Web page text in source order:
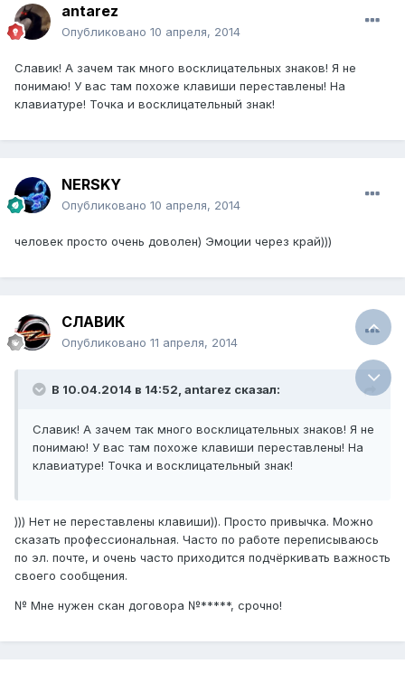
antarez
Опубликовано 10 апреля, 2014
Славик! А зачем так много восклицательных знаков! Я не
понимаю! У вас там похоже клавиши переставлены! На
клавиатуре! Точка и восклицательный знак!
NERSKY
Опубликовано 10 апреля, 2014
человек просто очень доволен) Эмоции через край)))
СЛАВИК
Опубликовано 11 апреля, 2014
В 10.04.2014 в 14:52, antarez сказал:
Славик! А зачем так много восклицательных знаков! Я не
понимаю! У вас там похоже клавиши переставлены! На
клавиатуре! Точка и восклицательный знак!
))) Нет не переставлены клавиши)). Просто привычка. Можно
сказать профессиональная. Часто по работе переписываюсь
по эл. почте, и очень часто приходится подчёркивать важность
своего сообщения.
№ Мне нужен скан договора №*****, срочно!